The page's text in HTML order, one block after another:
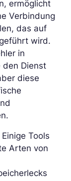
ermöglicht
Verbindung
das auf
wird.
in
den Dienst
diese
Einige Tools
Arten von